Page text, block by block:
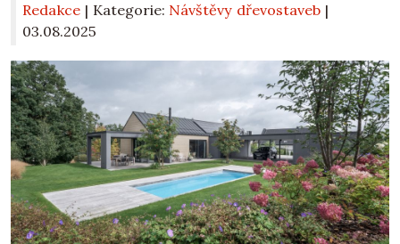
Redakce | Kategorie: Návštěvy dřevostaveb |
03.08.2025